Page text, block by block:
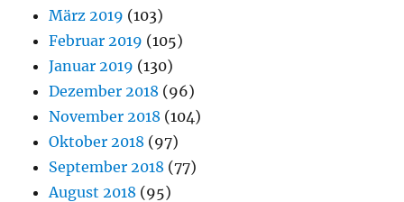
März 2019 (103)
Februar 2019 (105)
Januar 2019 (130)
Dezember 2018 (96)
November 2018 (104)
Oktober 2018 (97)
September 2018 (77)
August 2018 (95)